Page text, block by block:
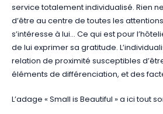
service totalement individualisé. Rien
d’être au centre de toutes les
s’intéresse à lui… Ce qui est pour
de lui exprimer sa gratitude.
relation de proximité susceptibles
éléments de différenciation, et des
L’adage « Small is Beautiful » a ici tout